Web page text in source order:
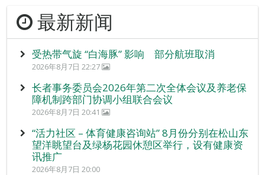
最新新闻
受热带气旋 “白海豚” 影响 部分航班取消
2026年8月7日 22:27
长者事务委员会2026年第二次全体会议及养老保
障机制跨部门协调小组联合会议
2026年8月7日 20:41
“活力社区 – 体育健康咨询站” 8月份分别在松山东
望洋眺望台及绿杨花园休憩区举行，设有健康资
讯推广
2026年8月7日 20:00